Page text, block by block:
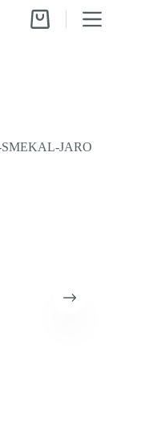
Shopping